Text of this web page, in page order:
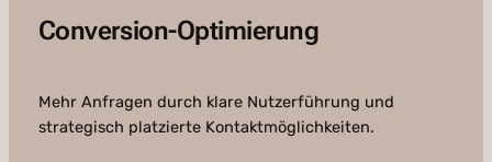
Conversion-Optimierung
Mehr Anfragen durch klare Nutzerführung und
strategisch platzierte Kontaktmöglichkeiten.